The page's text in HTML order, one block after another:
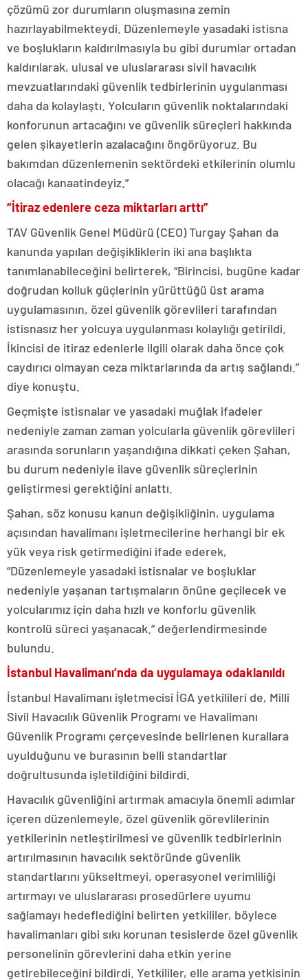
çözümü zor durumların oluşmasına zemin
hazırlayabilmekteydi. Düzenlemeyle yasadaki istisna
ve boşlukların kaldırılmasıyla bu gibi durumlar ortadan
kaldırılarak, ulusal ve uluslararası sivil havacılık
mevzuatlarındaki güvenlik tedbirlerinin uygulanması
daha da kolaylaştı. Yolcuların güvenlik noktalarındaki
konforunun artacağını ve güvenlik süreçleri hakkında
gelen şikayetlerin azalacağını öngörüyoruz. Bu
bakımdan düzenlemenin sektördeki etkilerinin olumlu
olacağı kanaatindeyiz.”
“İtiraz edenlere ceza miktarları arttı”
TAV Güvenlik Genel Müdürü (CEO) Turgay Şahan da
kanunda yapılan değişikliklerin iki ana başlıkta
tanımlanabileceğini belirterek, “Birincisi, bugüne kadar
doğrudan kolluk güçlerinin yürüttüğü üst arama
uygulamasının, özel güvenlik görevlileri tarafından
istisnasız her yolcuya uygulanması kolaylığı getirildi.
İkincisi de itiraz edenlerle ilgili olarak daha önce çok
caydırıcı olmayan ceza miktarlarında da artış sağlandı.”
diye konuştu.
Geçmişte istisnalar ve yasadaki muğlak ifadeler
nedeniyle zaman zaman yolcularla güvenlik görevlileri
arasında sorunların yaşandığına dikkati çeken Şahan,
bu durum nedeniyle ilave güvenlik süreçlerinin
geliştirmesi gerektiğini anlattı.
Şahan, söz konusu kanun değişikliğinin, uygulama
açısından havalimanı işletmecilerine herhangi bir ek
yük veya risk getirmediğini ifade ederek,
“Düzenlemeyle yasadaki istisnalar ve boşluklar
nedeniyle yaşanan tartışmaların önüne geçilecek ve
yolcularımız için daha hızlı ve konforlu güvenlik
kontrolü süreci yaşanacak.” değerlendirmesinde
bulundu.
İstanbul Havalimanı’nda da uygulamaya odaklanıldı
İstanbul Havalimanı işletmecisi İGA yetkilileri de, Milli
Sivil Havacılık Güvenlik Programı ve Havalimanı
Güvenlik Programı çerçevesinde belirlenen kurallara
uyulduğunu ve burasının belli standartlar
doğrultusunda işletildiğini bildirdi.
Havacılık güvenliğini artırmak amacıyla önemli adımlar
içeren düzenlemeyle, özel güvenlik görevlilerinin
yetkilerinin netleştirilmesi ve güvenlik tedbirlerinin
artırılmasının havacılık sektöründe güvenlik
standartlarını yükseltmeyi, operasyonel verimliliği
artırmayı ve uluslararası prosedürlere uyumu
sağlamayı hedeflediğini belirten yetkililer, böylece
havalimanları gibi sıkı korunan tesislerde özel güvenlik
personelinin görevlerini daha etkin yerine
getirebileceğini bildirdi. Yetkililer, elle arama yetkisinin